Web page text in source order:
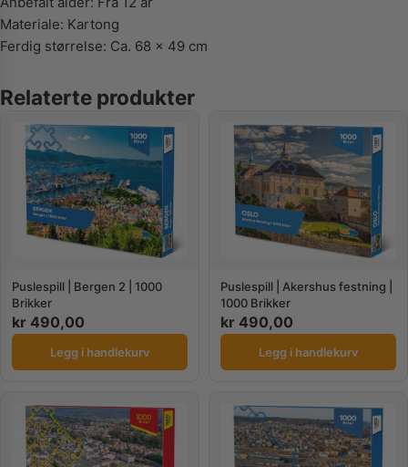
Materiale: Kartong
Ferdig størrelse: Ca. 68 x 49 cm
Relaterte produkter
Puslespill | Bergen 2 | 1000
Brikker
kr 490,00
Legg i handlekurv
Puslespill | Akershus festning |
1000 Brikker
kr 490,00
Legg i handlekurv